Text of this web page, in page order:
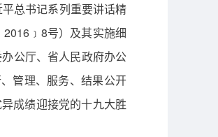
总书记系列重要讲话精
号）及其实施细
公厅、省人民政府办公
管理、服务、结果公开
成绩迎接党的十九大胜